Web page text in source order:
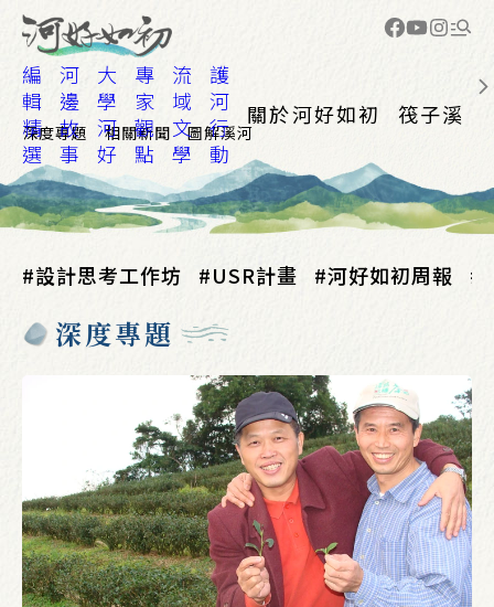
編
輯
精
選
河
邊
故
事
大
學
河
好
專
家
觀
點
流
域
文
學
護
河
行
動
關於河好如初 筏子溪
深度專題 相關新聞 圖解溪河
設計思考工作坊 USR計畫 河好如初周報
深度專題